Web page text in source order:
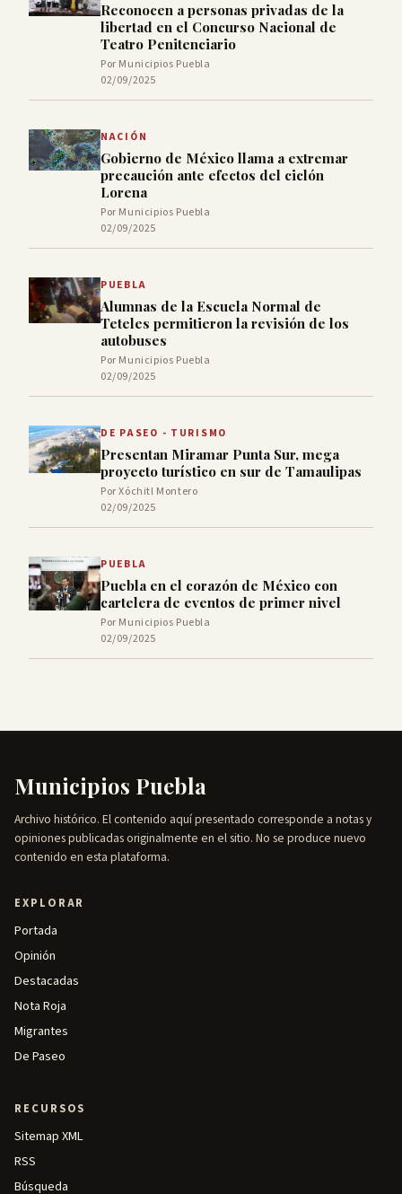
Reconocen a personas privadas de la
libertad en el Concurso Nacional de
Teatro Penitenciario
Por Municipios Puebla
02/09/2025
NACIÓN
Gobierno de México llama a extremar
precaución ante efectos del ciclón
Lorena
Por Municipios Puebla
02/09/2025
PUEBLA
Alumnas de la Escuela Normal de
Teteles permitieron la revisión de los
autobuses
Por Municipios Puebla
02/09/2025
DE PASEO - TURISMO
Presentan Miramar Punta Sur, mega
proyecto turístico en sur de Tamaulipas
Por Xóchitl Montero
02/09/2025
PUEBLA
Puebla en el corazón de México con
cartelera de eventos de primer nivel
Por Municipios Puebla
02/09/2025
Municipios Puebla
Archivo histórico. El contenido aquí presentado corresponde a notas y
opiniones publicadas originalmente en el sitio. No se produce nuevo
contenido en esta plataforma.
EXPLORAR
Portada
Opinión
Destacadas
Nota Roja
Migrantes
De Paseo
RECURSOS
Sitemap XML
RSS
Búsqueda